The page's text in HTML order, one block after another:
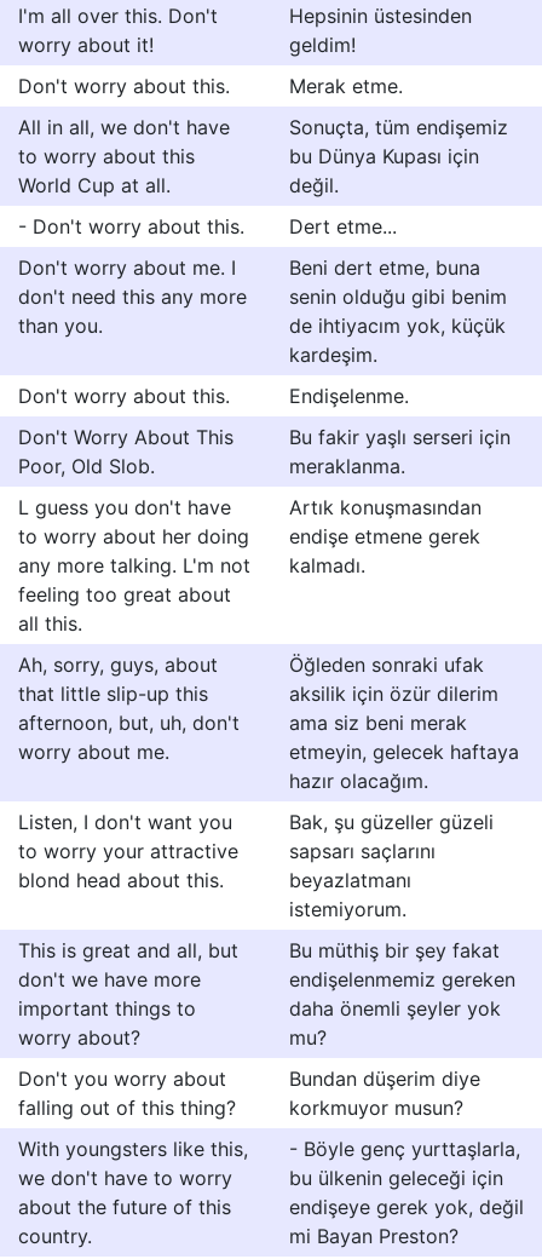
I'm all over this. Don't
worry about it!
Hepsinin üstesinden
geldim!
Don't worry about this.
Merak etme.
All in all, we don't have
to worry about this
World Cup at all.
Sonuçta, tüm endişemiz
bu Dünya Kupası için
değil.
- Don't worry about this.
Dert etme...
Don't worry about me. I
don't need this any more
than you.
Beni dert etme, buna
senin olduğu gibi benim
de ihtiyacım yok, küçük
kardeşim.
Don't worry about this.
Endişelenme.
Don't Worry About This
Poor, Old Slob.
Bu fakir yaşlı serseri için
meraklanma.
L guess you don't have
to worry about her doing
any more talking. L'm not
feeling too great about
all this.
Artık konuşmasından
endişe etmene gerek
kalmadı.
Ah, sorry, guys, about
that little slip-up this
afternoon, but, uh, don't
worry about me.
Öğleden sonraki ufak
aksilik için özür dilerim
ama siz beni merak
etmeyin, gelecek haftaya
hazır olacağım.
Listen, I don't want you
to worry your attractive
blond head about this.
Bak, şu güzeller güzeli
sapsarı saçlarını
beyazlatmanı
istemiyorum.
This is great and all, but
don't we have more
important things to
worry about?
Bu müthiş bir şey fakat
endişelenmemiz gereken
daha önemli şeyler yok
mu?
Don't you worry about
falling out of this thing?
Bundan düşerim diye
korkmuyor musun?
With youngsters like this,
we don't have to worry
about the future of this
country.
- Böyle genç yurttaşlarla,
bu ülkenin geleceği için
endişeye gerek yok, değil
mi Bayan Preston?